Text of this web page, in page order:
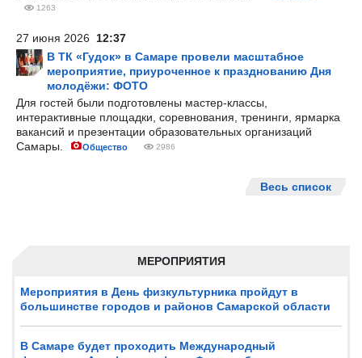
МЕРОПРИЯТИЯ
Мероприятия в День физкультурника пройдут в
большинстве городов и районов Самарской области
В Самаре будет проходить Международный
1263
27 июня 2026 12:37
В ТК «Гудок» в Самаре провели масштабное
мероприятие, приуроченное к празднованию Дня
молодёжи: ФОТО
Для гостей были подготовлены мастер-классы,
интерактивные площадки, соревнования, тренинги, ярмарка
вакансий и презентации образовательных организаций
Самары.
Общество 2986
Весь список